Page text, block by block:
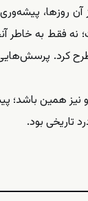
روزها،
نه فقط به خاطر
کرد. پرسش‌هایی
نیز همین باشد؛
تاریخی بود.